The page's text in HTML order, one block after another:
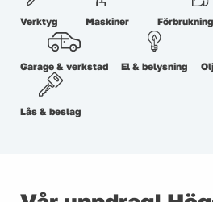
Verktyg Maskiner
Garage & verkstad El & belysning
Lås & beslag